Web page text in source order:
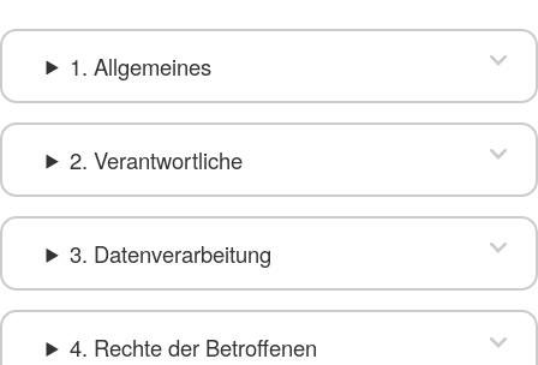
1. Allgemeines
2. Verantwortliche
3. Datenverarbeitung
4. Rechte der Betroffenen